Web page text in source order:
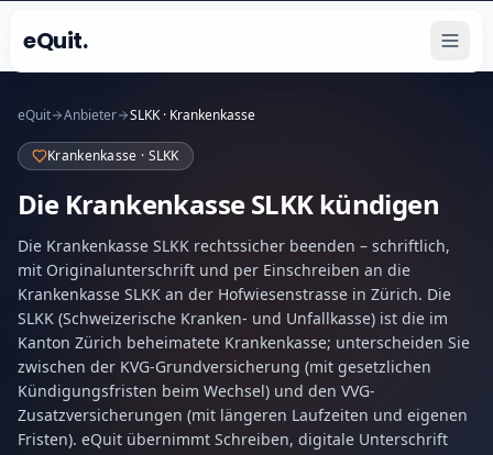
eQuit.
eQuit Anbieter SLKK · Krankenkasse
Krankenkasse · SLKK
Die Krankenkasse SLKK kündigen
Die Krankenkasse SLKK rechtssicher beenden – schriftlich,
mit Originalunterschrift und per Einschreiben an die
Krankenkasse SLKK an der Hofwiesenstrasse in Zürich. Die
SLKK (Schweizerische Kranken- und Unfallkasse) ist die im
Kanton Zürich beheimatete Krankenkasse; unterscheiden Sie
zwischen der KVG-Grundversicherung (mit gesetzlichen
Kündigungsfristen beim Wechsel) und den VVG-
Zusatzversicherungen (mit längeren Laufzeiten und eigenen
Fristen). eQuit übernimmt Schreiben, digitale Unterschrift